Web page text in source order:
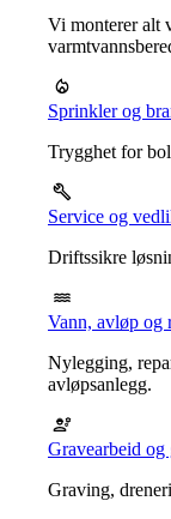
Vi monterer alt
Sprinkler og
Trygghet for
Service og
Driftssikre
Vann, avløp og
Nylegging,
avløpsanlegg.
Gravearbeid og
Graving,